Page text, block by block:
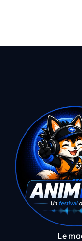
Le